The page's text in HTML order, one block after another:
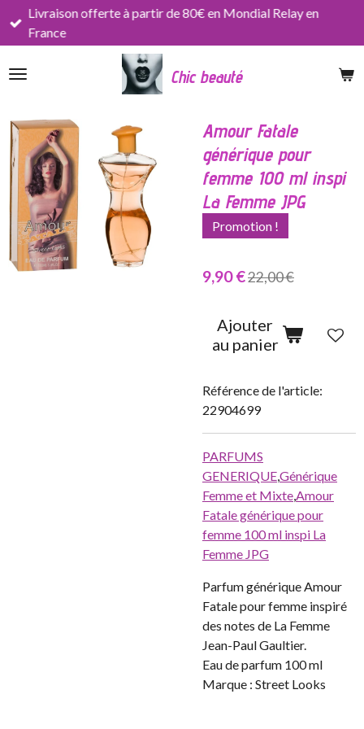
Passer
principal
Chic beauté
Livraison offerte à partir de 80€ en Mondial Relay en
France
Amour Fatale
générique pour
femme 100 ml inspi
La Femme JPG
Promotion !
9,90 €22,00 €
Ajouter
au panier
Référence de l'article:
22904699
PARFUMS
GENERIQUE,Générique
Femme et Mixte,Amour
Fatale générique pour
femme 100 ml inspi La
Femme JPG
Parfum générique Amour
Fatale pour femme inspiré
des notes de La Femme
Jean-Paul Gaultier.
Eau de parfum 100 ml
Marque : Street Looks